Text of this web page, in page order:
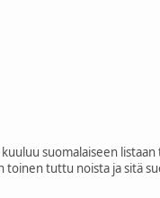
suomalaiseen
tuttu noista ja sitä